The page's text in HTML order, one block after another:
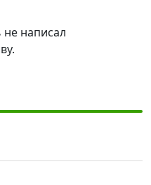
написал